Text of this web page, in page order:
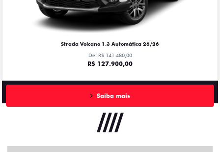
Strada Volcano 1.3 Automática 26/26
De: R$ 141.480,00
R$ 127.900,00
Saiba mais